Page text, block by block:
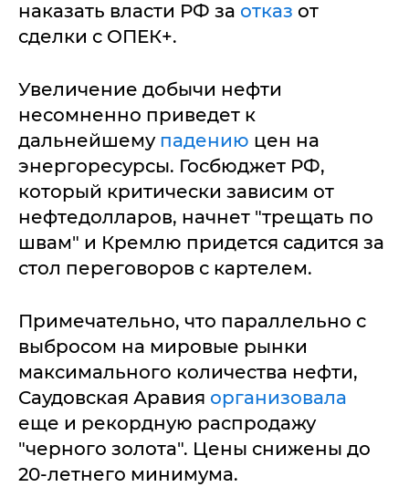
наказать власти РФ за отказ от
сделки с ОПЕК+.
Увеличение добычи нефти
несомненно приведет к
дальнейшему падению цен на
энергоресурсы. Госбюджет РФ,
который критически зависим от
нефтедолларов, начнет "трещать по
швам" и Кремлю придется садится за
стол переговоров с картелем.
Примечательно, что параллельно с
выбросом на мировые рынки
максимального количества нефти,
Саудовская Аравия организовала
еще и рекордную распродажу
"черного золота". Цены снижены до
20-летнего минимума.